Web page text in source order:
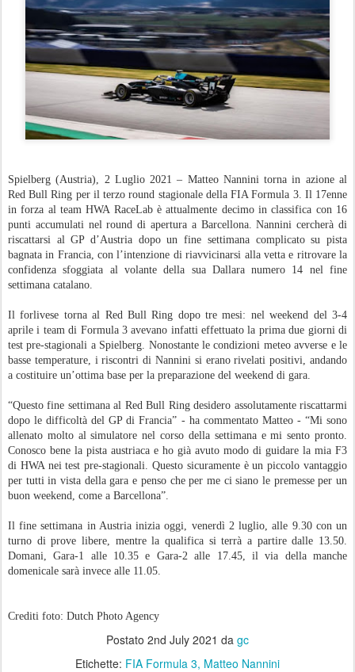
Spielberg (Austria), 2 Luglio 2021 – Matteo Nannini torna in azione al
Red Bull Ring per il terzo round stagionale della FIA Formula 3. Il 17enne
in forza al team HWA RaceLab è attualmente decimo in classifica con 16
punti accumulati nel round di apertura a Barcellona. Nannini cercherà di
riscattarsi al GP d’Austria dopo un fine settimana complicato su pista
bagnata in Francia, con l’intenzione di riavvicinarsi alla vetta e ritrovare la
confidenza sfoggiata al volante della sua Dallara numero 14 nel fine
settimana catalano.
Il forlivese torna al Red Bull Ring dopo tre mesi: nel weekend del 3-4
aprile i team di Formula 3 avevano infatti effettuato la prima due giorni di
test pre-stagionali a Spielberg. Nonostante le condizioni meteo avverse e le
basse temperature, i riscontri di Nannini si erano rivelati positivi, andando
a costituire un’ottima base per la preparazione del weekend di gara.
“Questo fine settimana al Red Bull Ring desidero assolutamente riscattarmi
dopo le difficoltà del GP di Francia” - ha commentato Matteo - “Mi sono
allenato molto al simulatore nel corso della settimana e mi sento pronto.
Conosco bene la pista austriaca e ho già avuto modo di guidare la mia F3
di HWA nei test pre-stagionali. Questo sicuramente è un piccolo vantaggio
per tutti in vista della gara e penso che per me ci siano le premesse per un
buon weekend, come a Barcellona”.
Il fine settimana in Austria inizia oggi, venerdì 2 luglio, alle 9.30 con un
turno di prove libere, mentre la qualifica si terrà a partire dalle 13.50.
Domani, Gara-1 alle 10.35 e Gara-2 alle 17.45, il via della manche
domenicale sarà invece alle 11.05.
Crediti foto: Dutch Photo Agency
Postato 2nd July 2021 da gc
Etichette: FIA Formula 3 Matteo Nannini